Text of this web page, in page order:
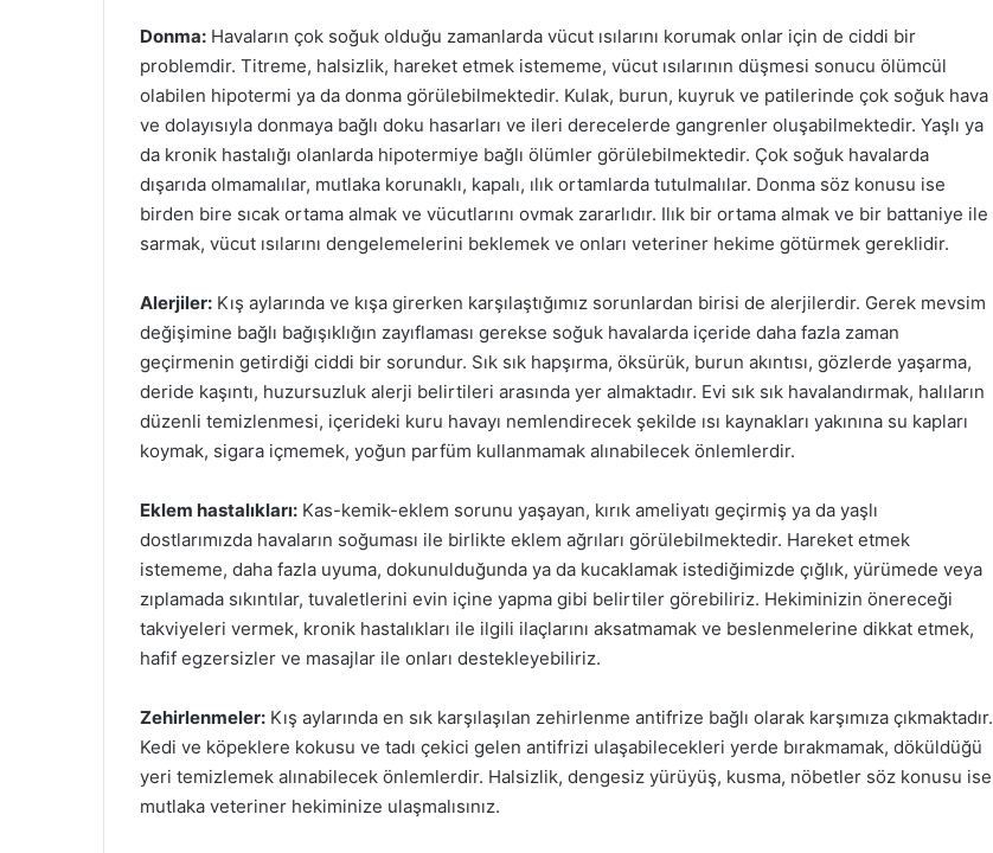
Donma: Havaların çok soğuk olduğu zamanlarda vücut ısılarını korumak onlar için de ciddi bir
problemdir. Titreme, halsizlik, hareket etmek istememe, vücut ısılarının düşmesi sonucu ölümcül
olabilen hipotermi ya da donma görülebilmektedir. Kulak, burun, kuyruk ve patilerinde çok soğuk hava
ve dolayısıyla donmaya bağlı doku hasarları ve ileri derecelerde gangrenler oluşabilmektedir. Yaşlı ya
da kronik hastalığı olanlarda hipotermiye bağlı ölümler görülebilmektedir. Çok soğuk havalarda
dışarıda olmamalılar, mutlaka korunaklı, kapalı, ılık ortamlarda tutulmalılar. Donma söz konusu ise
birden bire sıcak ortama almak ve vücutlarını ovmak zararlıdır. Ilık bir ortama almak ve bir battaniye ile
sarmak, vücut ısılarını dengelemelerini beklemek ve onları veteriner hekime götürmek gereklidir.
Alerjiler: Kış aylarında ve kışa girerken karşılaştığımız sorunlardan birisi de alerjilerdir. Gerek mevsim
değişimine bağlı bağışıklığın zayıflaması gerekse soğuk havalarda içeride daha fazla zaman
geçirmenin getirdiği ciddi bir sorundur. Sık sık hapşırma, öksürük, burun akıntısı, gözlerde yaşarma,
deride kaşıntı, huzursuzluk alerji belirtileri arasında yer almaktadır. Evi sık sık havalandırmak, halıların
düzenli temizlenmesi, içerideki kuru havayı nemlendirecek şekilde ısı kaynakları yakınına su kapları
koymak, sigara içmemek, yoğun parfüm kullanmamak alınabilecek önlemlerdir.
Eklem hastalıkları: Kas-kemik-eklem sorunu yaşayan, kırık ameliyatı geçirmiş ya da yaşlı
dostlarımızda havaların soğuması ile birlikte eklem ağrıları görülebilmektedir. Hareket etmek
istememe, daha fazla uyuma, dokunulduğunda ya da kucaklamak istediğimizde çığlık, yürümede veya
zıplamada sıkıntılar, tuvaletlerini evin içine yapma gibi belirtiler görebiliriz. Hekiminizin önereceği
takviyeleri vermek, kronik hastalıkları ile ilgili ilaçlarını aksatmamak ve beslenmelerine dikkat etmek,
hafif egzersizler ve masajlar ile onları destekleyebiliriz.
Zehirlenmeler: Kış aylarında en sık karşılaşılan zehirlenme antifrize bağlı olarak karşımıza çıkmaktadır.
Kedi ve köpeklere kokusu ve tadı çekici gelen antifrizi ulaşabilecekleri yerde bırakmamak, döküldüğü
yeri temizlemek alınabilecek önlemlerdir. Halsizlik, dengesiz yürüyüş, kusma, nöbetler söz konusu ise
mutlaka veteriner hekiminize ulaşmalısınız.